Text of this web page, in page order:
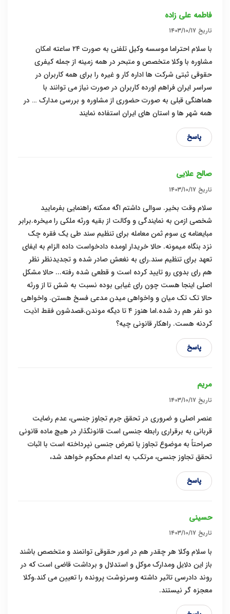
فاطمه علی زاده
تاریخ ۱۴۰۳/۱۰/۱۷
با سلام احتراما موسسه وکیل تلفنی به صورت ۲۴ ساعته امکان
مشاوره با وکلا متخصص و متبحر در همه زمینه از جمله کیفری
حقوقی ثبتی شرکت ها اداره کار و غیره را برای همه کاربران در
سراسر ایران فراهم اورده کاربران در صورت نیاز می توانند با
هماهنگی قبلی به صورت حضوری از مشاوره و بررسی مدارک … در
همه شهر ها و استان های ایران استفاده نمایند
پاسخ
صالح علایی
تاریخ ۱۴۰۳/۱۰/۱۷
سلام وقت بخیر. سوالی داشتم اگه ممکنه راهنمایی بفرمایید
شخصی ازمن به نمایندگی و وکالت از بقیه ورثه ملکی را میخره.برابر
مبایعنامه ی سوم ثمن معامله برای تنظیم سند طی یک فقره چک
نزد بنگاه میمونه. حالا خریدار اومده دادخواست داده الزام به ایفای
تعهد برای تنظیم سند.رای به نغعش صادر شده و تجدیدنظر نظر
هم رای بدوی رو تایید کرده است و قطعی شده رفته... حالا مشکل
اصلی اینجا هست چون رای غیابی بوده نسبت به شش تا از ورثه
حالا تک تک میان و واخواهی میدن مدعی فسخ هستن. واخواهی
دو نفر هم رد شده.اما هنوز ۴ تا دیگه موندن.قصدشون فقط اذیت
کردنه هست. راهکار قانونی چیه؟
پاسخ
مريم
تاریخ ۱۴۰۳/۱۰/۱۷
عنصر اصلی و ضروری در تحقق جرم تجاوز جنسی، عدم رضایت
قربانی به برقراری رابطه جنسی است قانونگذار در هیچ ماده قانونی
صراحتاً به موضوع تجاوز یا تعرض جنسی نپرداخته است با اثبات
تحقق تجاوز جنسی، مرتکب به اعدام محکوم خواهد شد،
پاسخ
حسینی
تاریخ ۱۴۰۳/۱۰/۱۷
با سلام وکلا هر چقدر هم در امور حقوقی توانمند و متخصص باشند
باز این دلایل ومدارک موکل و استدلال و برداشت قاضی است که در
روند دادرسی تاثیر داشته وسرنوشت پرونده را تعیین می کند.وکلا
معجزه گر نیستند.